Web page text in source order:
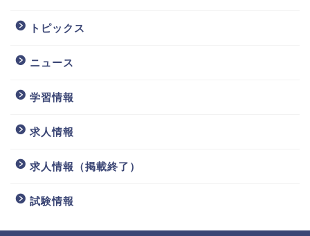
トピックス
ニュース
学習情報
求人情報
求人情報（掲載終了）
試験情報